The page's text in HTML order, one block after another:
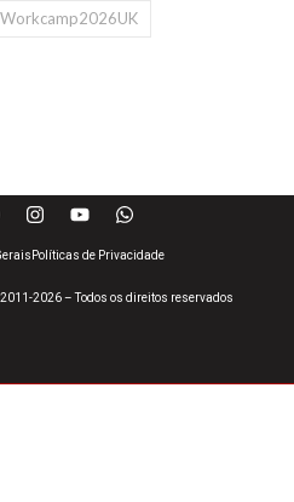
Workcamp2026UK
2026 – Todos os direitos reservados
Políticas de Privacidade